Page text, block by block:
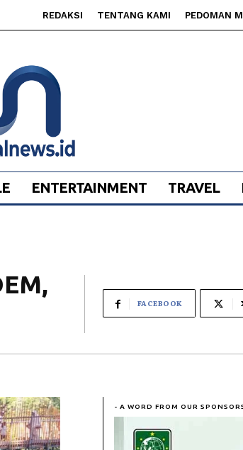
REDAKSI TENTANG KAMI PEDOMAN
ENTERTAINMENT TRAVEL
FACEBOOK
- A WORD FROM OUR